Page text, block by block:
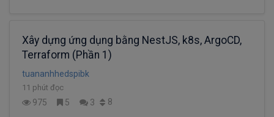
Xây dựng ứng dụng bằng NestJS, k8s, ArgoCD,
Terraform (Phần 1)
tuananhhedspibk
11 phút đọc
975 5 3 8